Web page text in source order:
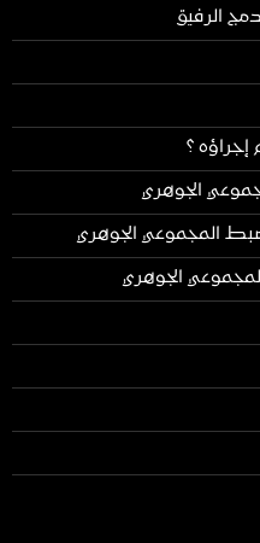
الرفيق
؟
الجوهري
المجموعي الجوهري
الجوهري